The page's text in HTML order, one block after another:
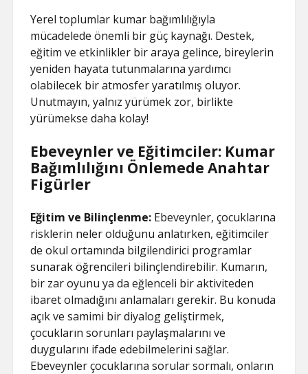
Yerel toplumlar kumar bağımlılığıyla
mücadelede önemli bir güç kaynağı. Destek,
eğitim ve etkinlikler bir araya gelince, bireylerin
yeniden hayata tutunmalarına yardımcı
olabilecek bir atmosfer yaratılmış oluyor.
Unutmayın, yalnız yürümek zor, birlikte
yürümekse daha kolay!
Ebeveynler ve Eğitimciler: Kumar
Bağımlılığını Önlemede Anahtar
Figürler
Eğitim ve Bilinçlenme: Ebeveynler, çocuklarına
risklerin neler olduğunu anlatırken, eğitimciler
de okul ortamında bilgilendirici programlar
sunarak öğrencileri bilinçlendirebilir. Kumarın,
bir zar oyunu ya da eğlenceli bir aktiviteden
ibaret olmadığını anlamaları gerekir. Bu konuda
açık ve samimi bir diyalog geliştirmek,
çocukların sorunları paylaşmalarını ve
duygularını ifade edebilmelerini sağlar.
Ebeveynler çocuklarına sorular sormalı, onların